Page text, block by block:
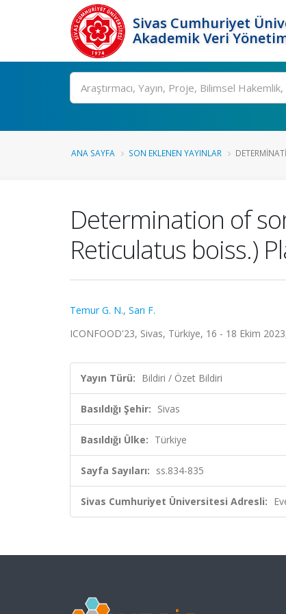
Sivas Cumhuriyet
Akademik Veri
Ara
ANA SAYFA SON EKLENEN YAYINLAR
Determination of
Reticulatus boiss.)
Temur G. N., Sarı F.
ICONFOOD'23, Sivas, Türkiye, 16 - 18 Ekim
Yayın Türü: Bildiri / Özet Bildiri
Basıldığı Şehir: Sivas
Basıldığı Ülke: Türkiye
Sayfa Sayıları: ss.834-835
Sivas Cumhuriyet Üniversitesi Adresli: